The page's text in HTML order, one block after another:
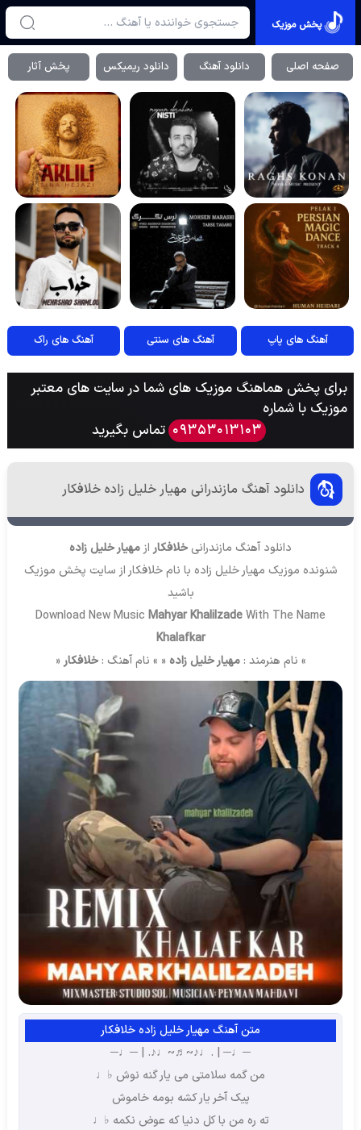
پخش موزیک
صفحه اصلی دانلود آهنگ دانلود ریمیکس پخش آثار
آهنگ های پاپ آهنگ های سنتی آهنگ های راک
برای پخش هماهنگ موزیک های شما در سایت های معتبر
موزیک با شماره
09353013103 تماس بگیرید
دانلود آهنگ مازندرانی مهیار خلیل زاده خلافکار
دانلود آهنگ مازندرانی خلافکارازمهیار خلیل زاده
شنونده موزیک مهیار خلیل زاده با نام خلافکار از سایت پخش موزیک
باشید
Download New Music Mahyar KhalilzadeWith The Name
Khalafkar
» نام هنرمند :مهیار خلیل زاده « » نام آهنگ :خلافکار«
متن آهنگ مهیار خلیل زاده خلافکار
─♩─ | .♩♪~♬~♩♪. | ─♩─
من گمه سلامتی می یار گنه نوش ♭♩
پیک آخر یار کشه بومه خاموش
ته ره من با کل دنیا که عوض نکمه ♭♩